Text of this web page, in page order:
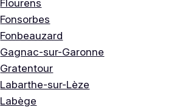
Flourens
Fonsorbes
Fonbeauzard
Gagnac-sur-Garonne
Gratentour
Labarthe-sur-Lèze
Labège